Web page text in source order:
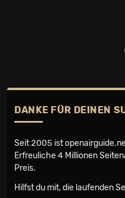
DANKE FÜR DEINEN
Seit 2005 ist
Erfreuliche 4 Millionen
Preis.
Hilfst du mit, die laufenden